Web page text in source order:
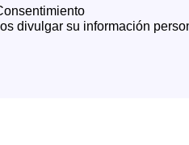
divulgar su información